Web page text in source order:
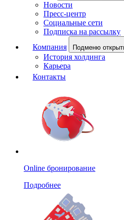
Новости
Пресс-центр
Социальные сети
Подписка на рассылку
Компания
Подменю
История холдинга
Карьера
Контакты
Online бронирование
Подробнее